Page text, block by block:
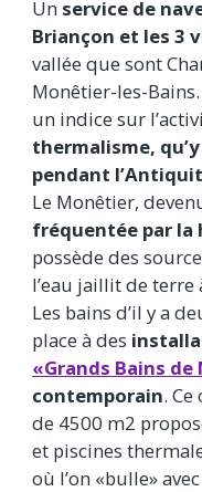
Un service de
Briançon et les 3
vallée que sont
Monêtier-les-
un indice sur
thermalisme,
pendant
Le Monêtier,
fréquentée par la
possède des
l’eau jaillit de terre
Les bains d’il y a
place à des
«Grands Bains
contemporain.
de 4500 m2
et piscines
où l’on «bulle»